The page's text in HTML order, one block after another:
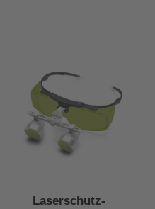
Laserschutz-